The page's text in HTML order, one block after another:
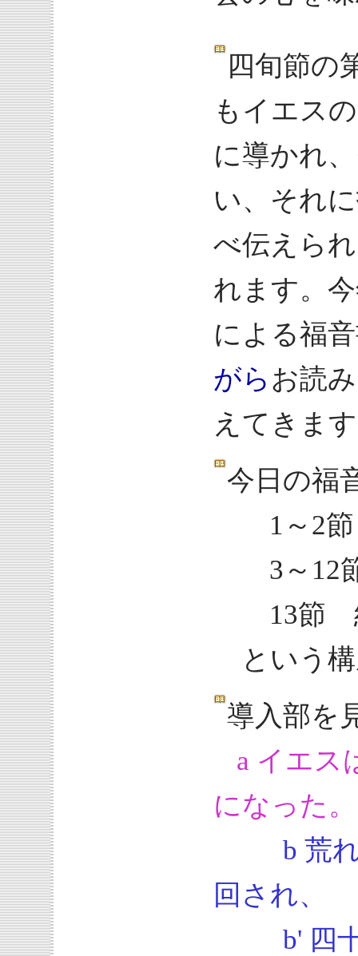
四旬節の
もイエス
に導かれ
い、それ
べ伝えら
れます。
による福
がら お読
えてきま
今日の福
1～2節
3～12
13節
という構
導入部を
a イエ
になった。
b 荒
回され、
b' 四